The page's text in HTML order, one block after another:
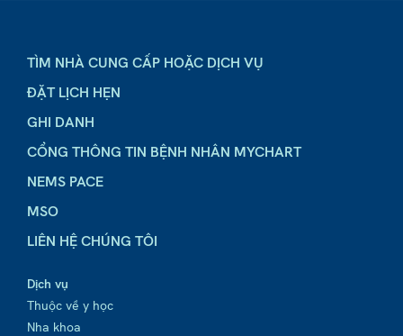
TÌM NHÀ CUNG CẤP HOẶC DỊCH VỤ
ĐẶT LỊCH HẸN
GHI DANH
CỔNG THÔNG TIN BỆNH NHÂN MYCHART
NEMS PACE
MSO
LIÊN HỆ CHÚNG TÔI
Dịch vụ
Thuộc về y học
Nha khoa